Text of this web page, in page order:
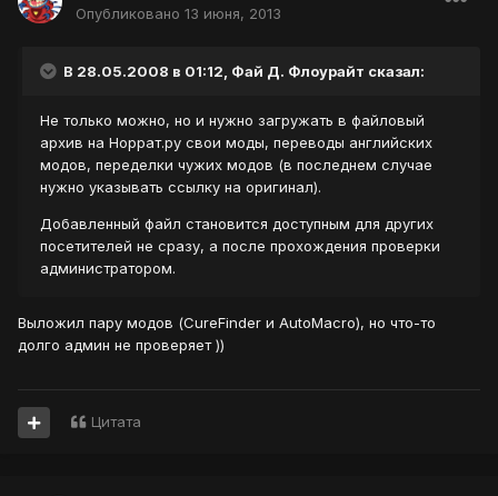
Опубликовано 13 июня, 2013
В 28.05.2008 в 01:12, Фай Д. Флоурайт сказал:
Не только можно, но и нужно загружать в файловый
архив на Норрат.ру свои моды, переводы английских
модов, переделки чужих модов (в последнем случае
нужно указывать ссылку на оригинал).
Добавленный файл становится доступным для других
посетителей не сразу, а после прохождения проверки
администратором.
Выложил пару модов (CureFinder и AutoMacro), но что-то
долго админ не проверяет ))
Цитата